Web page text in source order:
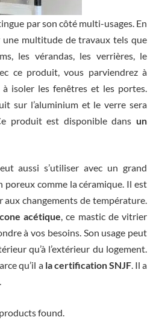
par son côté multi-usages. En
multitude de travaux tels que
les vérandas, les verrières, le
ce produit, vous parviendrez à
isoler les fenêtres et les portes.
sur l’aluminium et le verre sera
produit est disponible dans un
aussi s’utiliser avec un grand
poreux comme la céramique. Il est
aux changements de température.
acétique, ce mastic de vitrier
à vos besoins. Son usage peut
qu’à l’extérieur du logement.
qu’il a la certification SNJF. Il a
found.